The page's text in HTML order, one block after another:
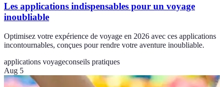
Les applications indispensables pour un voyage
inoubliable
Optimisez votre expérience de voyage en 2026 avec ces applications
incontournables, conçues pour rendre votre aventure inoubliable.
applications voyageconseils pratiques
Aug 5